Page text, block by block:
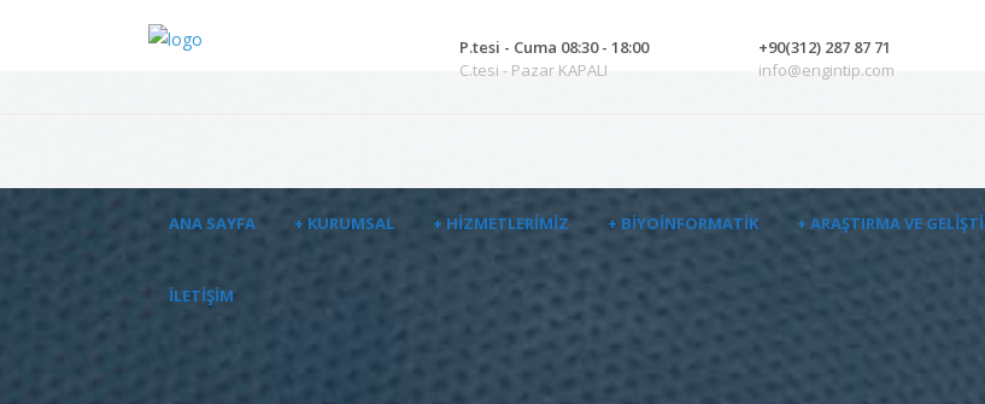
P.tesi - Cuma 08:30 - 18:00
C.tesi - Pazar KAPALI
+90(312) 287 87 71
info@engintip.com
ANA SAYFA + KURUMSAL + HIZMETLERIMIZ + BIYOINFORMATIK + ARAŞTIRMA VE
İLETIŞIM